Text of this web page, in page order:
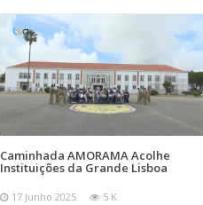
Caminhada AMORAMA Acolhe
Instituições da Grande Lisboa
17 Junho 2025 5 K